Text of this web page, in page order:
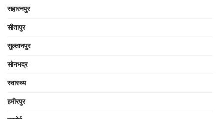
सहारनपुर
सीतापुर
सुल्तानपुर
सोनभद्र
स्वास्थ्य
हमीरपुर